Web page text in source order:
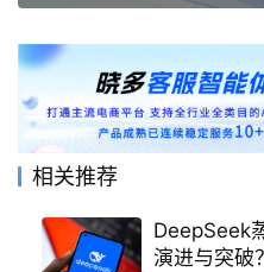
相关推荐
DeepSeek
演进与突破